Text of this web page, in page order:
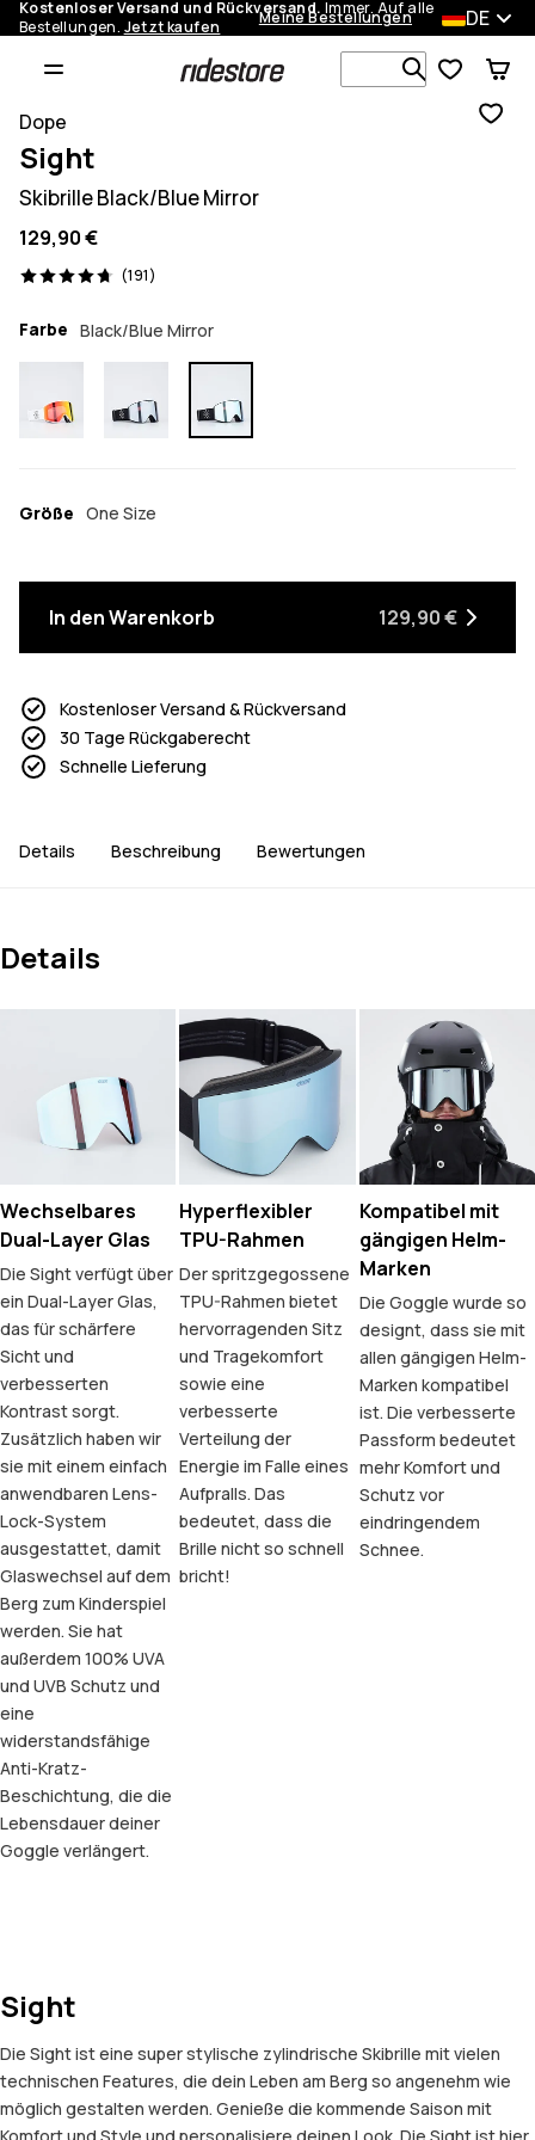
Kostenloser Versand und Rückversand. Immer. Auf alle
Bestellungen. Jetzt kaufen Meine Bestellungen DE
Dope
Sight
Skibrille Black/Blue Mirror
129,90 €
(191)
191 Reviews, 4.7/5
Farbe Black/Blue Mirror
Größe One Size
In den Warenkorb 129,90 €
Kostenloser Versand & Rückversand
30 Tage Rückgaberecht
Schnelle Lieferung
Details Beschreibung Bewertungen
Details
Wechselbares
Dual-Layer Glas
Die Sight verfügt über
ein Dual-Layer Glas,
das für schärfere
Sicht und
verbesserten
Kontrast sorgt.
Zusätzlich haben wir
sie mit einem einfach
anwendbaren Lens-
Lock-System
ausgestattet, damit
Glaswechsel auf dem
Berg zum Kinderspiel
werden. Sie hat
außerdem 100% UVA
und UVB Schutz und
eine
widerstandsfähige
Anti-Kratz-
Beschichtung, die die
Lebensdauer deiner
Goggle verlängert.
Hyperflexibler
TPU-Rahmen
Der spritzgegossene
TPU-Rahmen bietet
hervorragenden Sitz
und Tragekomfort
sowie eine
verbesserte
Verteilung der
Energie im Falle eines
Aufpralls. Das
bedeutet, dass die
Brille nicht so schnell
bricht!
Kompatibel mit
gängigen Helm-
Marken
Die Goggle wurde so
designt, dass sie mit
allen gängigen Helm-
Marken kompatibel
ist. Die verbesserte
Passform bedeutet
mehr Komfort und
Schutz vor
eindringendem
Schnee.
Sight
Die Sight ist eine super stylische zylindrische Skibrille mit vielen
technischen Features, die dein Leben am Berg so angenehm wie
möglich gestalten werden. Genieße die kommende Saison mit